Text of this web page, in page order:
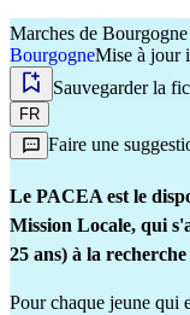
Marches de Bourgogne
BourgogneMise à jour
Sauvegarder la
FR
Faire une
Le PACEA est le
Mission Locale, qui
25 ans) à la
Pour chaque jeune qui